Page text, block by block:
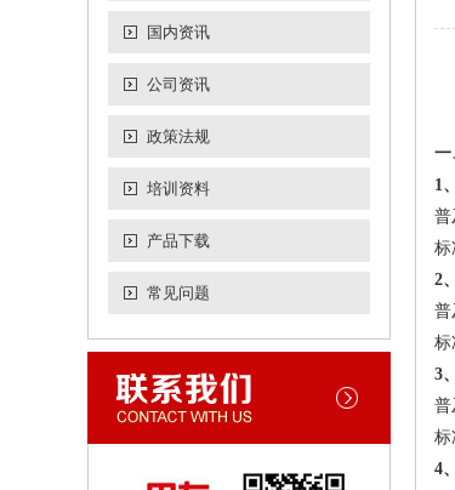
国内资讯
公司资讯
政策法规
培训资料
产品下载
常见问题
一
1
普
标
2
普
标
3
普
标
4